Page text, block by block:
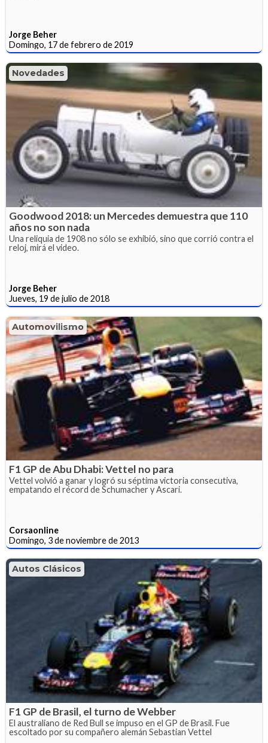
Jorge Beher
Domingo, 17 de febrero de 2019
Novedades
Goodwood 2018: un Mercedes demuestra que 110
años no son nada
Una reliquia de 1908 no sólo se exhibió, sino que corrió contra el
reloj, mirá el video.
Jorge Beher
Jueves, 19 de julio de 2018
Automovilismo
F1 GP de Abu Dhabi: Vettel no para
Vettel volvió a ganar y logró su séptima victoria consecutiva,
empatando el récord de Schumacher y Ascari.
Corsaonline
Domingo, 3 de noviembre de 2013
Autos Clásicos
F1 GP de Brasil, el turno de Webber
El australiano de Red Bull se impuso en el GP de Brasil. Fue
escoltado por su compañero alemán Sebastian Vettel